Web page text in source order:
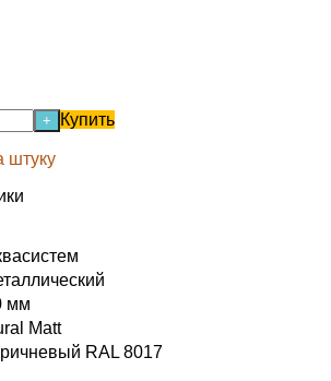
+ Купить
штуку
мм
Matt
RAL 8017